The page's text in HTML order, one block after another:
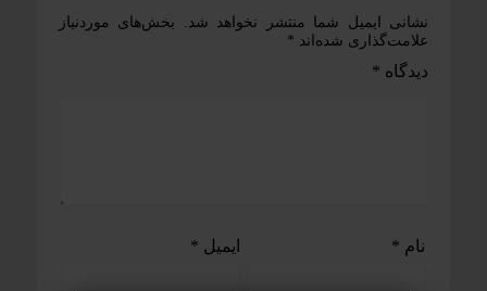
نشانی ایمیل شما منتشر نخواهد شد.
بخش‌های موردنیاز
علامت‌گذاری شده‌اند *
دیدگاه *
نام * ایمیل *